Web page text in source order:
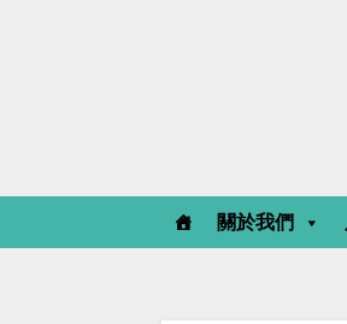
關於我們